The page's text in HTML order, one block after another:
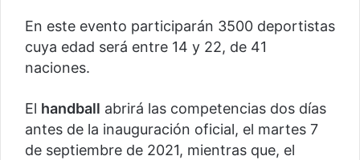
En este evento participarán 3500 deportistas
cuya edad será entre 14 y 22, de 41
naciones.
El handball abrirá las competencias dos días
antes de la inauguración oficial, el martes 7
de septiembre de 2021, mientras que, el